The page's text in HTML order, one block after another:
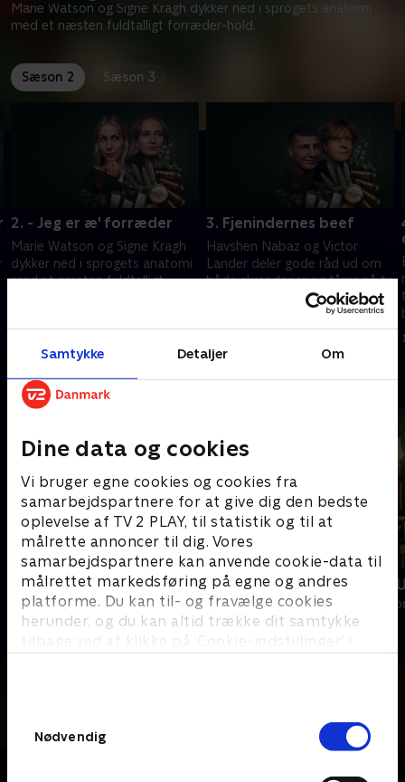
Samtykke Detaljer Om
Dine data og cookies
Vi bruger egne cookies og cookies fra
samarbejdspartnere for at give dig den bedste
oplevelse af TV 2 PLAY, til statistik og til at
målrette annoncer til dig. Vores
samarbejdspartnere kan anvende cookie-data til
målrettet markedsføring på egne og andres
platforme. Du kan til- og fravælge cookies
herunder, og du kan altid trække dit samtykke
tilbage ved at klikke på ’Cookie-indstillinger’ i
Nødvendig
Marie Watson og Signe Kragh dykker ned i sprogets anatomi
med et næsten fuldtalligt forræder-hold.
Sæson 2 Sæson 3
2. - Jeg er æ' forræder
Marie Watson og Signe Kragh
dykker ned i sprogets anatomi
med et næsten fuldtalligt
3. Fjenindernes beef
Havshen Nabaz og Victor
Lander deler gode råd ud om
både skænderier og tårer på tv,
og så kommer fjeninderne
forbi og begraver stridøksen.
Andre så også
Forræder
Reality • 4 sæsoner
Forræder -
Reality • 3